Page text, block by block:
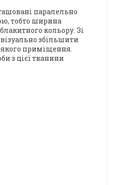
паралельно
тобто ширина
кольору. Зі
збільшити
приміщення.
з цієї тканини